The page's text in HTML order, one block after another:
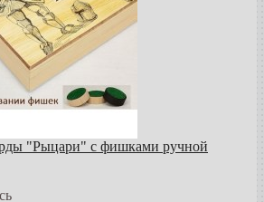
"Рыцари" с фишками ручной